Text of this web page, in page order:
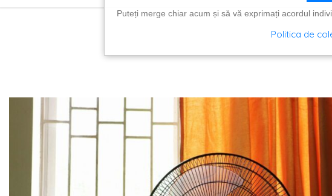
Puteți merge chiar acum și să vă exprimați acordul
Politica de